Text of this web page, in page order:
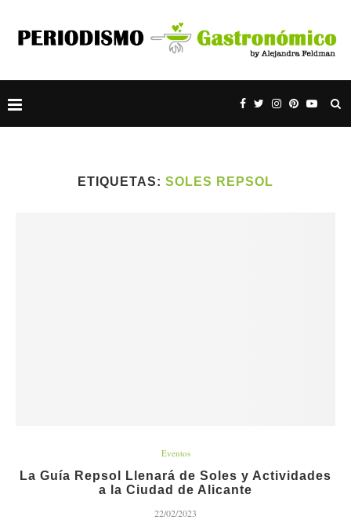
ETIQUETAS: SOLES REPSOL
Eventos
La Guía Repsol Llenará de Soles y Actividades
a la Ciudad de Alicante
22/02/2023